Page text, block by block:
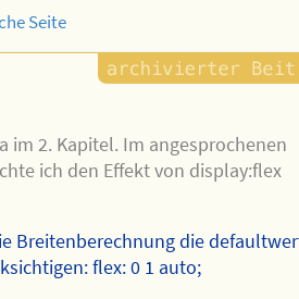
Seite
im 2. Kapitel. Im angesprochenen
ich den Effekt von display:flex
Breitenberechnung die
flex: 0 1 auto;